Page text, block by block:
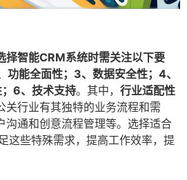
择智能CRM系统时需关注以下要
功能全面性；3、数据安全性；4、
6、技术支持。其中， 行业适配性
关行业有其独特的业务流程和需
沟通和创意流程管理等。选择适合
这些特殊需求，提高工作效率，提